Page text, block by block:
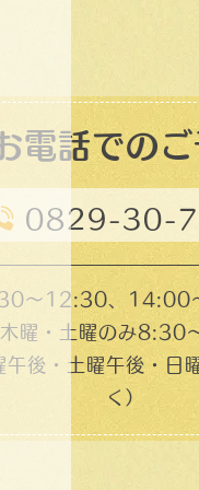
電話での
0829-30-
～12:30、14:00
曜・土曜のみ8:30
午後・土曜午後・日
く）